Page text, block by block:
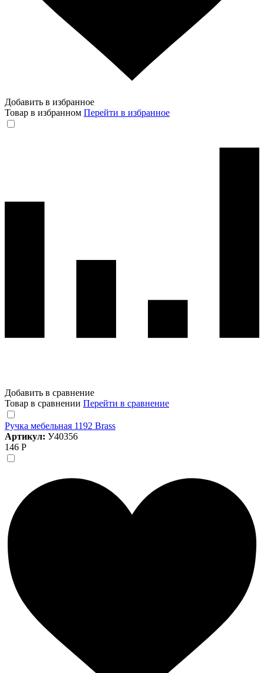
Добавить в избранное
Товар в избранном Перейти в избранное
Добавить в сравнение
Товар в сравнении Перейти в сравнение
Ручка мебельная 1192 Brass
Артикул: У40356
146 Р